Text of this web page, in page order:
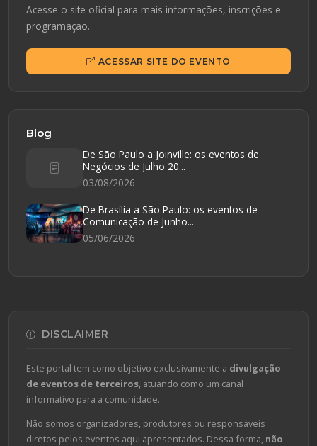
Acesse o site oficial para mais informações, inscrições e
programação.
ACESSAR SITE DO EVENTO
Blog
De São Paulo a Joinville: os eventos de
Negócios de Julho 20...
03/08/2026
De Brasília a São Paulo: os eventos de
Comunicação de Junho...
05/06/2026
DISCLAIMER
Este portal tem como objetivo exclusivamente a divulgação
de eventos de terceiros, atuando como um canal
informativo para a comunidade.
Não somos organizadores, produtores ou responsáveis
diretos pelos eventos aqui apresentados. Dessa forma, não